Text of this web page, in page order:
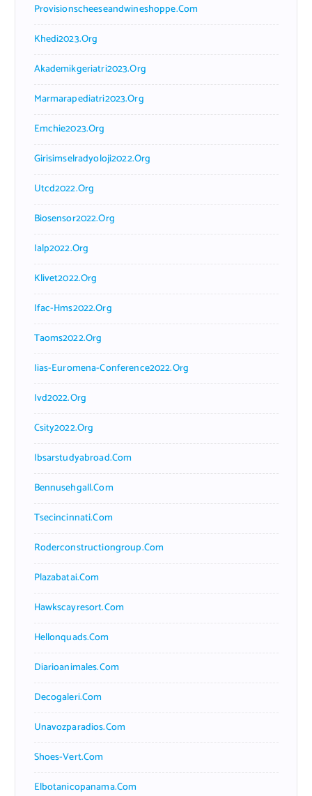
Provisionscheeseandwineshoppe.com
Khedi2023.org
Akademikgeriatri2023.org
Marmarapediatri2023.org
Emchie2023.org
Girisimselradyoloji2022.org
Utcd2022.org
Biosensor2022.org
Ialp2022.org
Klivet2022.org
Ifac-Hms2022.org
Taoms2022.org
Iias-Euromena-Conference2022.org
Ivd2022.org
Csity2022.org
Ibsarstudyabroad.com
Bennusehgall.com
Tsecincinnati.com
Roderconstructiongroup.com
Plazabatai.com
Hawkscayresort.com
Hellonquads.com
Diarioanimales.com
Decogaleri.com
Unavozparadios.com
Shoes-Vert.com
Elbotanicopanama.com